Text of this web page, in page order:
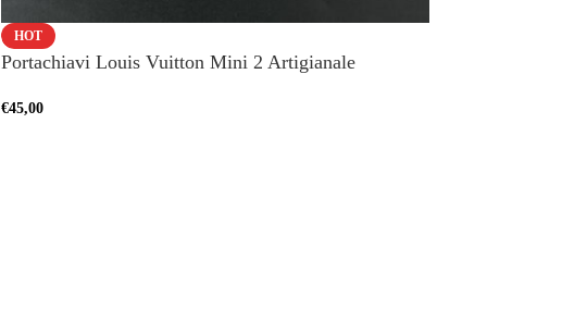
HOT
Portachiavi Louis Vuitton Mini 2 Artigianale
€45,00